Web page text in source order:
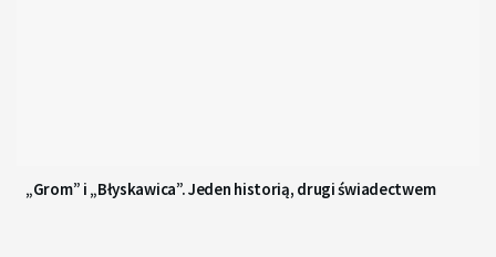
„Grom” i „Błyskawica”. Jeden historią, drugi świadectwem